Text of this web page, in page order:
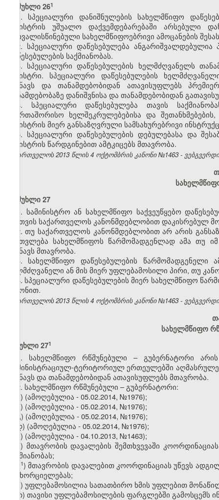
მუხლი 26​1
1. სპეციალური დანიშნულების სახელმწიფო
მინისტრის უშუალო დაქვემდებარებაში არსებული
გათვალისწინებული სახელმწიფოებრივი ამოცანების
2. სპეციალური დაწესებულება
დაწესებულების საქმიანობას.
3. სპეციალური დაწესებულების ხელმძღვანელს
მინისტრი. სპეციალური დაწესებულების
ნიშნავს და თანამდებობიდან ათავისუფლებს
თანამდებობაზე დანიშვნისა და თანამდებობიდან
4. სპეციალური დაწესებულება თავის
საერთაშორისო ხელშეკრულებებისა და
მინისტრის მიერ განსაზღვრული სამსახურებრივი
5. სპეციალური დაწესებულების დებულებასა და
მინისტრის წარდგინებით ამტკიცებს მთავრობა.
საქართველოს 2013 წლის 4 ოქტომბრის კანონი №1463 -
მუხლი 27
1. სამინისტრო ან სახელმწიფო საქვეუწყებო
მისთვის საქართველოს კანონმდებლობით დაკისრებულ
2. თუ საქართველოს კანონმდებლობით არ არის
ჩაითვლება სახელმწიფოს წარმომადგენლად ამა თუ
ნიშნავს მთავრობა.
3. სახელმწიფო დაწესებულების წარმომადგენელი
ხელმძღვანელი ან მის მიერ უფლებამოსილი პირი, თუ
4. სპეციალური დაწესებულების მიერ სახელმწიფო
კანონით.
საქართველოს 2013 წლის 4 ოქტომბრის კანონი №1463 -
სახელმწიფო
მუხლი 27​1
1. სახელმწიფო რწმუნებული – გუბერნატორი
ადმინისტრაციულ-ტერიტორიულ ერთეულებში
ნიშნავს და თანამდებობიდან ათავისუფლებს მთავრობა.
2. სახელმწიფო რწმუნებული – გუბერნატორი:
ა) (ამოღებულია - 05.02.2014, №1976);
ბ) (ამოღებულია - 05.02.2014, №1976);
გ) (ამოღებულია - 05.02.2014, №1976);
დ) (ამოღებულია - 05.02.2014, №1976);
ე) (ამოღებულია - 04.10.2013, №1463);
ვ) მთავრობის დავალების შემთხვევაში
საქმიანობას;
​1) მთავრობის დავალებით კოორდინაციას უწევს
განხორციელებას;
ზ) უფლებამოსილია სათათბირო ხმის უფლებით
თ) თავისი უფლებამოსილების ფარგლებში გამოსცემს